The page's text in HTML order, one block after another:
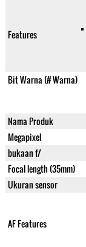
Features
Bit Warna (# Warna)
Nama Produk
Megapixel
bukaan f/
Focal length (35mm)
Ukuran sensor
AF Features